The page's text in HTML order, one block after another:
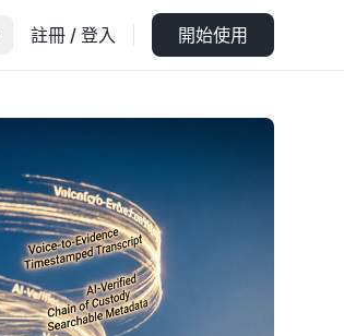
註冊 / 登入 開始使用